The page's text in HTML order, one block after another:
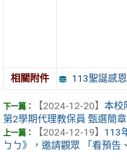
相關附件 113聖誕感
【2024-12-20】 本校
第2學期代理教保員 甄選簡
【2024-12-19】 113
ㄅㄅ》，邀請觀眾 「看預告